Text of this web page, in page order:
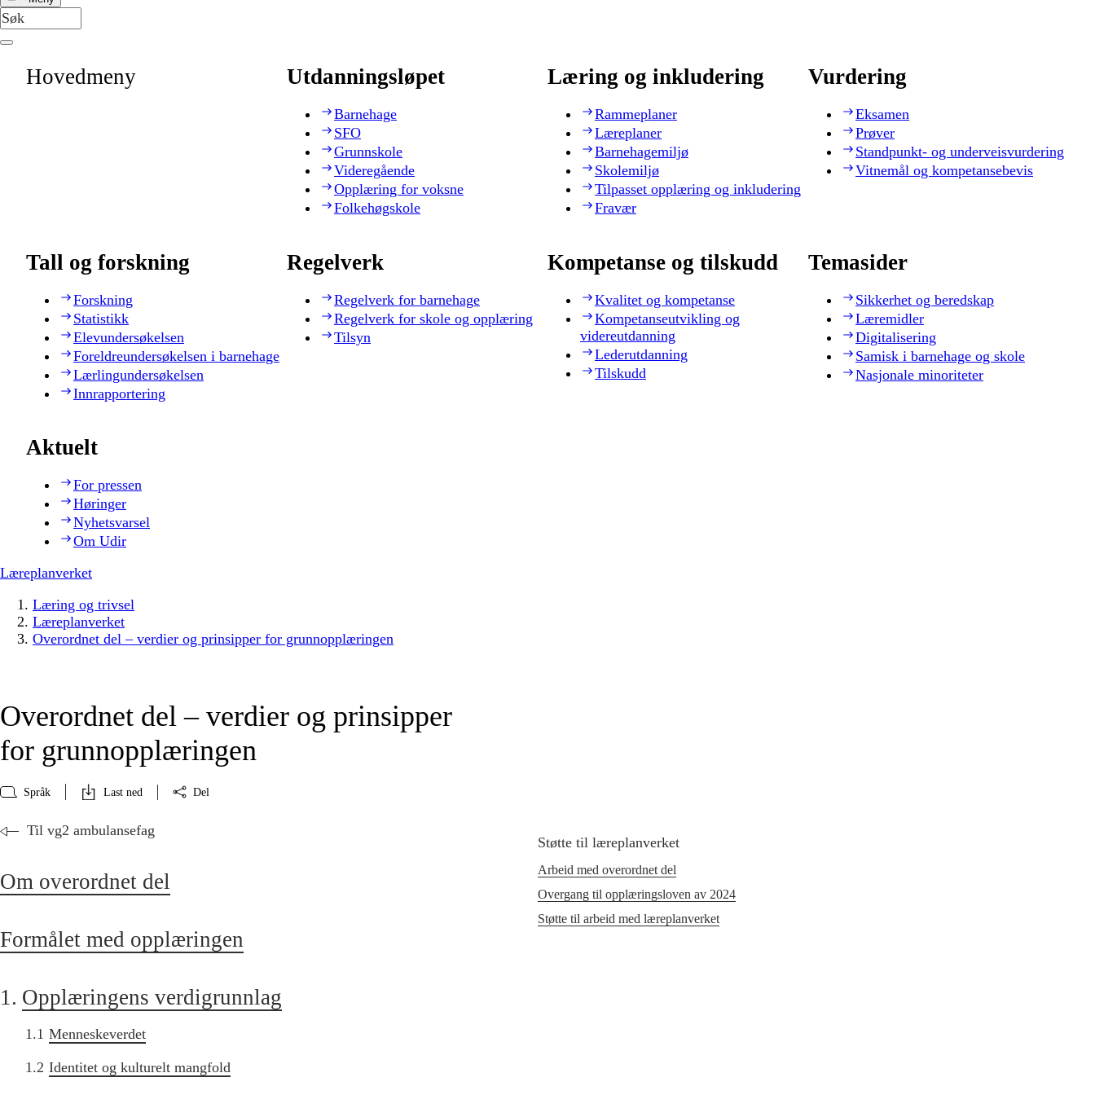
Hovedmeny Utdanningsløpet
Barnehage
SFO
Grunnskole
Videregående
Opplæring for voksne
Folkehøgskole
Læring og inkludering
Rammeplaner
Læreplaner
Barnehagemiljø
Skolemiljø
Tilpasset opplæring og inkludering
Fravær
Vurdering
Eksamen
Prøver
Standpunkt- og underveisvurdering
Vitnemål og kompetansebevis
Tall og forskning
Forskning
Statistikk
Elevundersøkelsen
Foreldreundersøkelsen i barnehage
Lærlingundersøkelsen
Innrapportering
Regelverk
Regelverk for barnehage
Regelverk for skole og opplæring
Tilsyn
Kompetanse og tilskudd
Kvalitet og kompetanse
Kompetanseutvikling og
videreutdanning
Lederutdanning
Tilskudd
Temasider
Sikkerhet og beredskap
Læremidler
Digitalisering
Samisk i barnehage og skole
Nasjonale minoriteter
Aktuelt
For pressen
Høringer
Nyhetsvarsel
Om Udir
Læreplanverket
Læring og trivsel
Læreplanverket
Overordnet del – verdier og prinsipper for grunnopplæringen
Overordnet del – verdier og prinsipper
for grunnopplæringen
Språk Last ned Del
Til vg2 ambulansefag
Om overordnet del
Formålet med opplæringen
1. Opplæringens verdigrunnlag
1.1 Menneskeverdet
1.2 Identitet og kulturelt mangfold
Støtte til læreplanverket
Arbeid med overordnet del
Overgang til opplæringsloven av 2024
Støtte til arbeid med læreplanverket